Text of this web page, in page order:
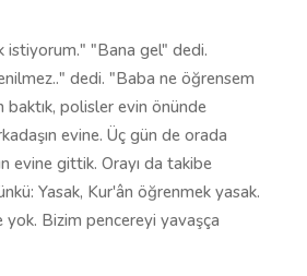
istiyorum." "Bana gel" dedi.
dedi. "Baba ne öğrensem
polisler evin önünde
evine. Üç gün de orada
evine gittik. Orayı da takibe
Yasak, Kur'ân öğrenmek yasak.
yok. Bizim pencereyi yavaşça